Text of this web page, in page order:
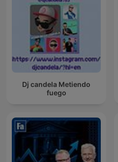
Dj candela Metiendo
fuego